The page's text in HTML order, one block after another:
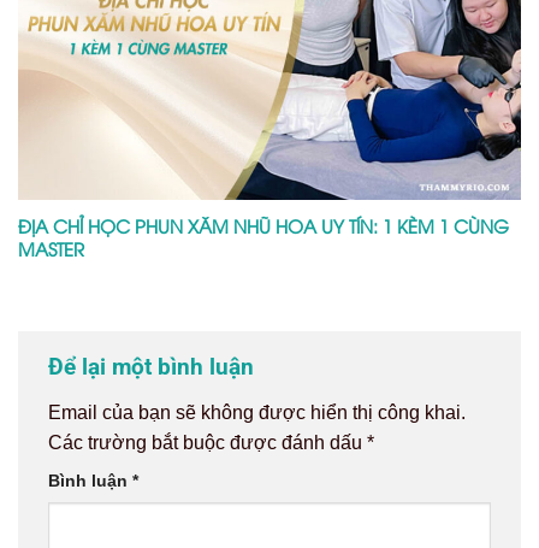
ĐỊA CHỈ HỌC PHUN XĂM NHŨ HOA UY TÍN: 1 KÈM 1 CÙNG
MASTER
Để lại một bình luận
Email của bạn sẽ không được hiển thị công khai.
Các trường bắt buộc được đánh dấu *
Bình luận *